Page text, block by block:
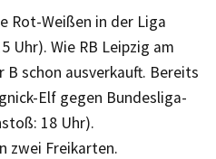
Rot-Weißen in der Liga
Uhr). Wie RB Leipzig am
schon ausverkauft. Bereits
Elf gegen Bundesliga-
18 Uhr).
zwei Freikarten.